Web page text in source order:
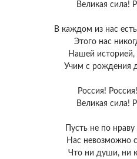
Великая сила!
В каждом из нас
Этого нас
Нашей историей,
Учим с рождения
Россия!
Великая сила!
Пусть не по
Нас невозможно
Что ни души, ни